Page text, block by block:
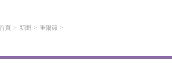
頁 新聞 重陽節